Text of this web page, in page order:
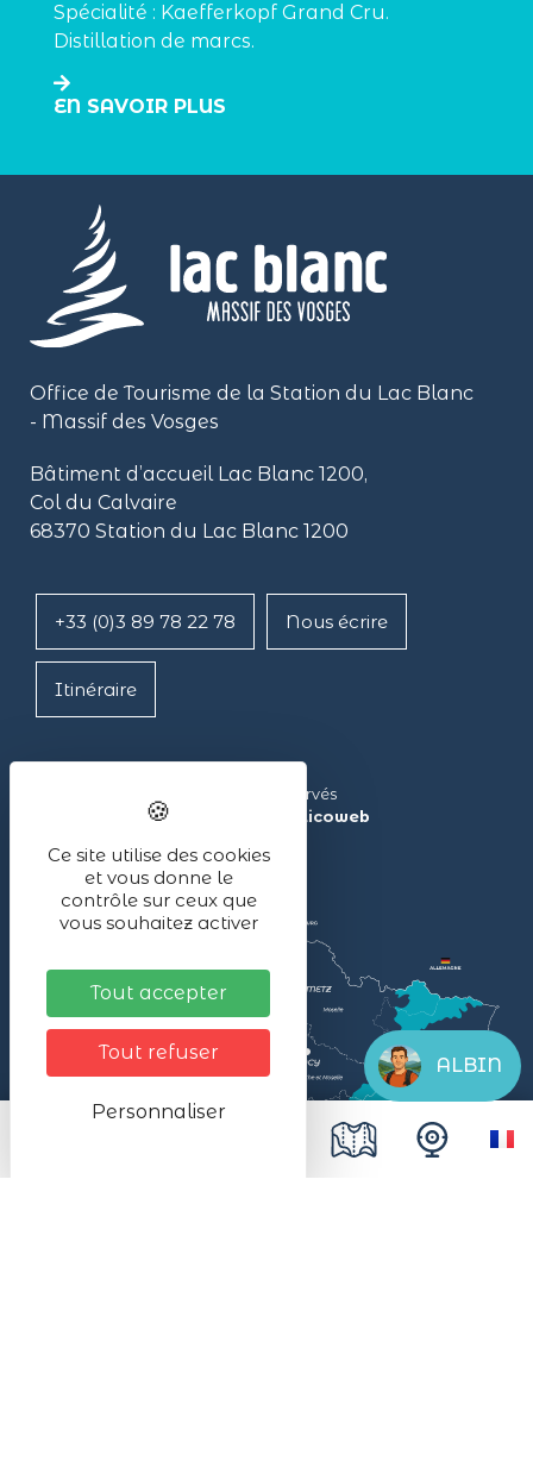
Spécialité : Kaefferkopf Grand Cru.
Distillation de marcs.
EN SAVOIR PLUS
Office de Tourisme de la Station du Lac Blanc
- Massif des Vosges
Bâtiment d’accueil Lac Blanc 1200,
Col du Calvaire
68370 Station du Lac Blanc 1200
+33 (0)3 89 78 22 78 Nous écrire
Itinéraire
Lac Blanc ©2024 – Tous droits réservés
Réalisé avec ❤ par l’agence
illicoweb
ALBIN
Ce site utilise des cookies
et vous donne le
contrôle sur ceux que
vous souhaitez activer
Tout accepter
Tout refuser
Personnaliser